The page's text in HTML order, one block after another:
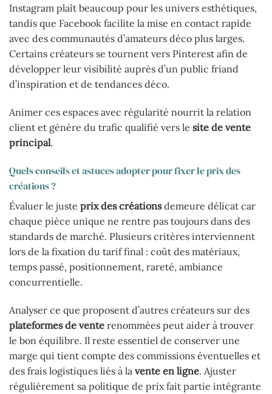
Instagram plaît beaucoup pour les univers esthétiques,
tandis que Facebook facilite la mise en contact rapide
avec des communautés d’amateurs déco plus larges.
Certains créateurs se tournent vers Pinterest afin de
développer leur visibilité auprès d’un public friand
d’inspiration et de tendances déco.
Animer ces espaces avec régularité nourrit la relation
client et génère du trafic qualifié vers le site de vente
principal.
Quels conseils et astuces adopter pour fixer le prix des
créations ?
Évaluer le juste prix des créationsdemeure délicat car
chaque pièce unique ne rentre pas toujours dans des
standards de marché. Plusieurs critères interviennent
lors de la fixation du tarif final : coût des matériaux,
temps passé, positionnement, rareté, ambiance
concurrentielle.
Analyser ce que proposent d’autres créateurs sur des
plateformes de vente renommées peut aider à trouver
le bon équilibre. Il reste essentiel de conserver une
marge qui tient compte des commissions éventuelles et
des frais logistiques liés à la vente en ligne. Ajuster
régulièrement sa politique de prix fait partie intégrante